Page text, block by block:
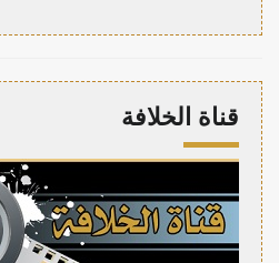
قناة الخلافة